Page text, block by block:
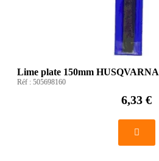
Lime plate 150mm HUSQVARNA
Réf : 505698160
6,33 €